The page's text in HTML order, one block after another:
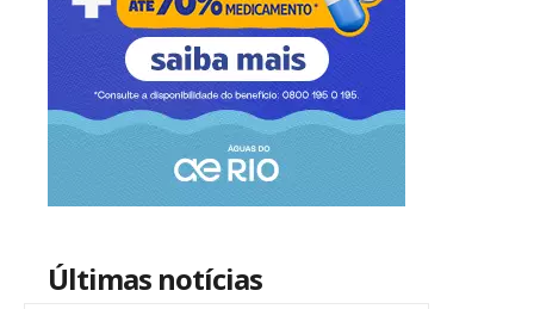
Últimas notícias